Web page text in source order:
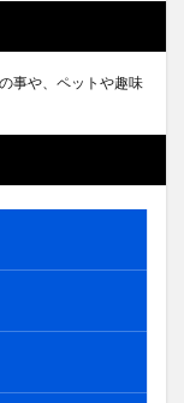
事や、ペットや趣味